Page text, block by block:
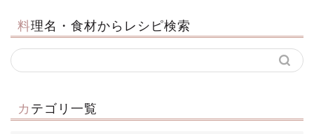
料理名・食材からレシピ検索
カテゴリ一覧